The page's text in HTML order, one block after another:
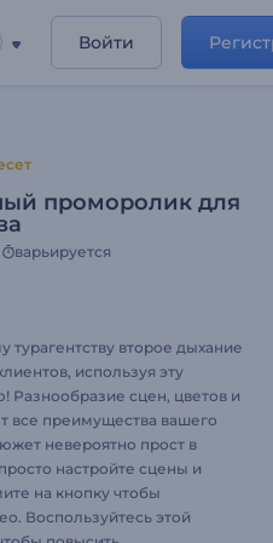
Войти
проморолик для
варьируется
турагентству второе дыхание
используя эту
Разнообразие сцен, цветов и
все преимущества вашего
невероятно прост в
настройте сцены и
на кнопку чтобы
Воспользуйтесь этой